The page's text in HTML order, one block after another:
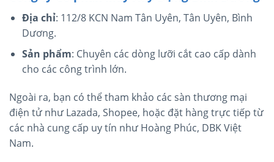
Địa chỉ: 112/8 KCN Nam Tân Uyên, Tân Uyên, Bình
Dương.
Sản phẩm: Chuyên các dòng lưỡi cắt cao cấp dành
cho các công trình lớn.
Ngoài ra, bạn có thể tham khảo các sàn thương mại
điện tử như Lazada, Shopee, hoặc đặt hàng trực tiếp từ
các nhà cung cấp uy tín như Hoàng Phúc, DBK Việt
Nam.